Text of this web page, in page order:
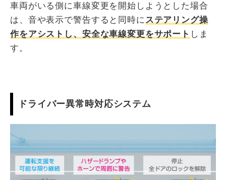
車両がいる側に車線変更を開始しようとした場合
は、音や表示で警告すると同時に ステアリング操
作をアシストし、安全な車線変更をサポート しま
す。
ドライバー異常時対応システム